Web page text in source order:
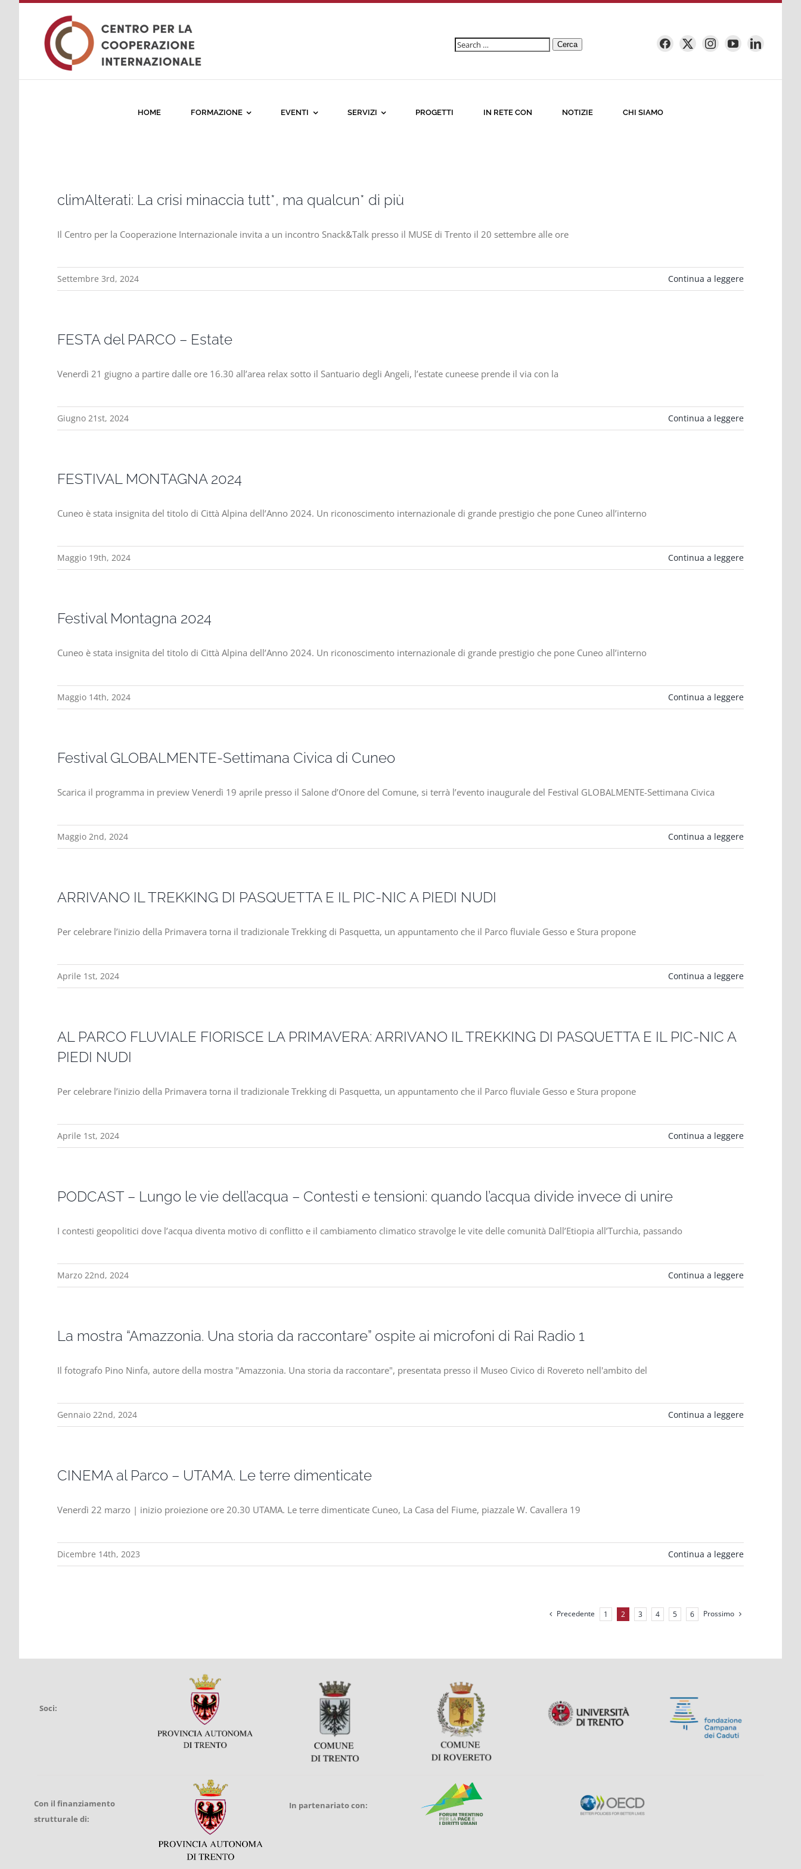
Ricerca
Cerca
HOME FORMAZIONE EVENTI SERVIZI PROGETTI IN RETE CON NOTIZIE CHI SIAMO
climAlterati: La crisi minaccia tutt*, ma qualcun* di più
Il Centro per la Cooperazione Internazionale invita a un incontro Snack&Talk presso il MUSE di Trento il 20 settembre alle ore
Settembre 3rd, 2024 Continua a leggere
FESTA del PARCO – Estate
Venerdì 21 giugno a partire dalle ore 16.30 all’area relax sotto il Santuario degli Angeli, l’estate cuneese prende il via con la
Giugno 21st, 2024 Continua a leggere
FESTIVAL MONTAGNA 2024
Cuneo è stata insignita del titolo di Città Alpina dell’Anno 2024. Un riconoscimento internazionale di grande prestigio che pone Cuneo all’interno
Maggio 19th, 2024 Continua a leggere
Festival Montagna 2024
Cuneo è stata insignita del titolo di Città Alpina dell’Anno 2024. Un riconoscimento internazionale di grande prestigio che pone Cuneo all’interno
Maggio 14th, 2024 Continua a leggere
Festival GLOBALMENTE-Settimana Civica di Cuneo
Scarica il programma in preview Venerdì 19 aprile presso il Salone d’Onore del Comune, si terrà l’evento inaugurale del Festival GLOBALMENTE-Settimana Civica
Maggio 2nd, 2024 Continua a leggere
ARRIVANO IL TREKKING DI PASQUETTA E IL PIC-NIC A PIEDI NUDI
Per celebrare l’inizio della Primavera torna il tradizionale Trekking di Pasquetta, un appuntamento che il Parco fluviale Gesso e Stura propone
Aprile 1st, 2024 Continua a leggere
AL PARCO FLUVIALE FIORISCE LA PRIMAVERA: ARRIVANO IL TREKKING DI PASQUETTA E IL PIC-NIC A
PIEDI NUDI
Per celebrare l’inizio della Primavera torna il tradizionale Trekking di Pasquetta, un appuntamento che il Parco fluviale Gesso e Stura propone
Aprile 1st, 2024 Continua a leggere
PODCAST – Lungo le vie dell’acqua – Contesti e tensioni: quando l’acqua divide invece di unire
I contesti geopolitici dove l’acqua diventa motivo di conflitto e il cambiamento climatico stravolge le vite delle comunità Dall’Etiopia all’Turchia, passando
Marzo 22nd, 2024 Continua a leggere
La mostra “Amazzonia. Una storia da raccontare” ospite ai microfoni di Rai Radio 1
Il fotografo Pino Ninfa, autore della mostra "Amazzonia. Una storia da raccontare", presentata presso il Museo Civico di Rovereto nell'ambito del
Gennaio 22nd, 2024 Continua a leggere
CINEMA al Parco – UTAMA. Le terre dimenticate
Venerdì 22 marzo | inizio proiezione ore 20.30 UTAMA. Le terre dimenticate Cuneo, La Casa del Fiume, piazzale W. Cavallera 19
Dicembre 14th, 2023 Continua a leggere
Precedente 1 2 3 4 5 6 Prossimo
Soci:
Con il finanziamento
strutturale di:
In partenariato con: